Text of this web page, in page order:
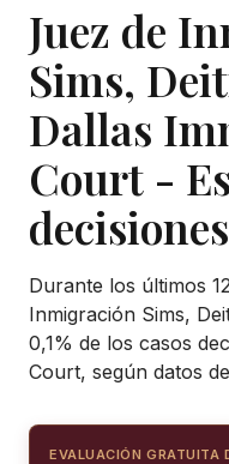
Juez de
Sims,
Dallas
Court -
Durante los últimos
Inmigración Sims,
0,1% de los casos
Court, según datos
EVALUACIÓN GRATUITA